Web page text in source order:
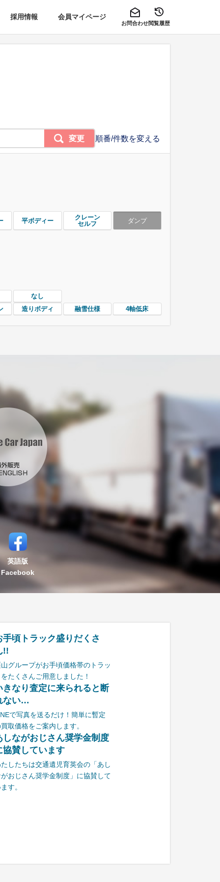
採用情報 会員マイページ
お問合わせ閲覧履歴
順番/件数を変える
変更
平ボディー
クレーン
セルフ
ダンプ
なし
造りボディ 融雪仕様 4軸低床
英語版
Facebook
手頃トラック盛りだくさ
!!
グループがお手頃価格帯のトラッ
たくさんご用意しました！
きなり査定に来られると断
ない…
で写真を送るだけ！簡単に暫定
取価格をご案内します。
しながおじさん奨学金制度
協賛しています
たしたちは交通遺児育英会の「あし
がおじさん奨学金制度」に協賛して
す。